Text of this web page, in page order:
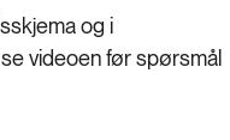
og i
videoen før spørsmål